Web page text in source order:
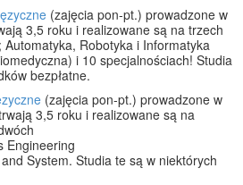
(zajęcia pon-pt.) prowadzone w
3,5 roku i realizowane są na trzech
Robotyka i Informatyka
i 10 specjalnościach! Studia
bezpłatne.
(zajęcia pon-pt.) prowadzone w
3,5 roku i realizowane są na
Engineering
System. Studia te są w niektórych